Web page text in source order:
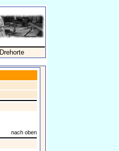
Drehorte
nach oben